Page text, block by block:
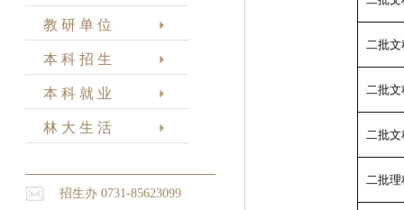
教 研 单 位
本 科 招 生
本 科 就 业
林 大 生 活
招生办 0731-85623099
二批文
二批文
二批文
二批理